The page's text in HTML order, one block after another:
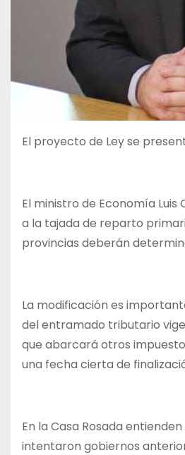
El proyecto de Ley se
El ministro de Economía
a la tajada de reparto
provincias deberán
La modificación es
del entramado tributario
que abarcará otros
una fecha cierta de
En la Casa Rosada
intentaron gobiernos